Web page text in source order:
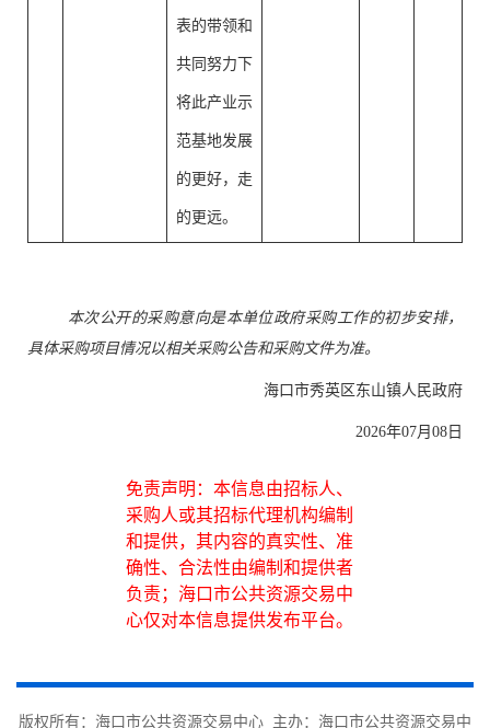
表的带领和
共同努力下
将此产业示
范基地发展
的更好，走
的更远。
本次公开的采购意向是本单位政府采购工作的初步安排，
具体采购项目情况以相关采购公告和采购文件为准。
海口市秀英区东山镇人民政府
2026年07月08日
免责声明：本信息由招标人、
采购人或其招标代理机构编制
和提供，其内容的真实性、准
确性、合法性由编制和提供者
负责；海口市公共资源交易中
心仅对本信息提供发布平台。
版权所有：海口市公共资源交易中心 主办：海口市公共资源交易中